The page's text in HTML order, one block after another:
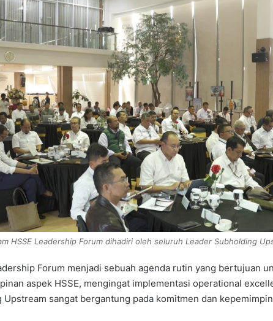
HSSE Leadership Forum dihadiri oleh seluruh Leader Subholding
Forum menjadi sebuah agenda rutin yang bertujuan
aspek HSSE, mengingat implementasi operational
Upstream sangat bergantung pada komitmen dan